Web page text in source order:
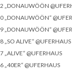
„DONAUWÖÖN
„DONAUWÖÖN“
„DONAUWÖÖN“
„SO ALIVE“ @UFERHAUS
„ALIVE“ @UFERHAUS
„40ER“ @UFERHAUS